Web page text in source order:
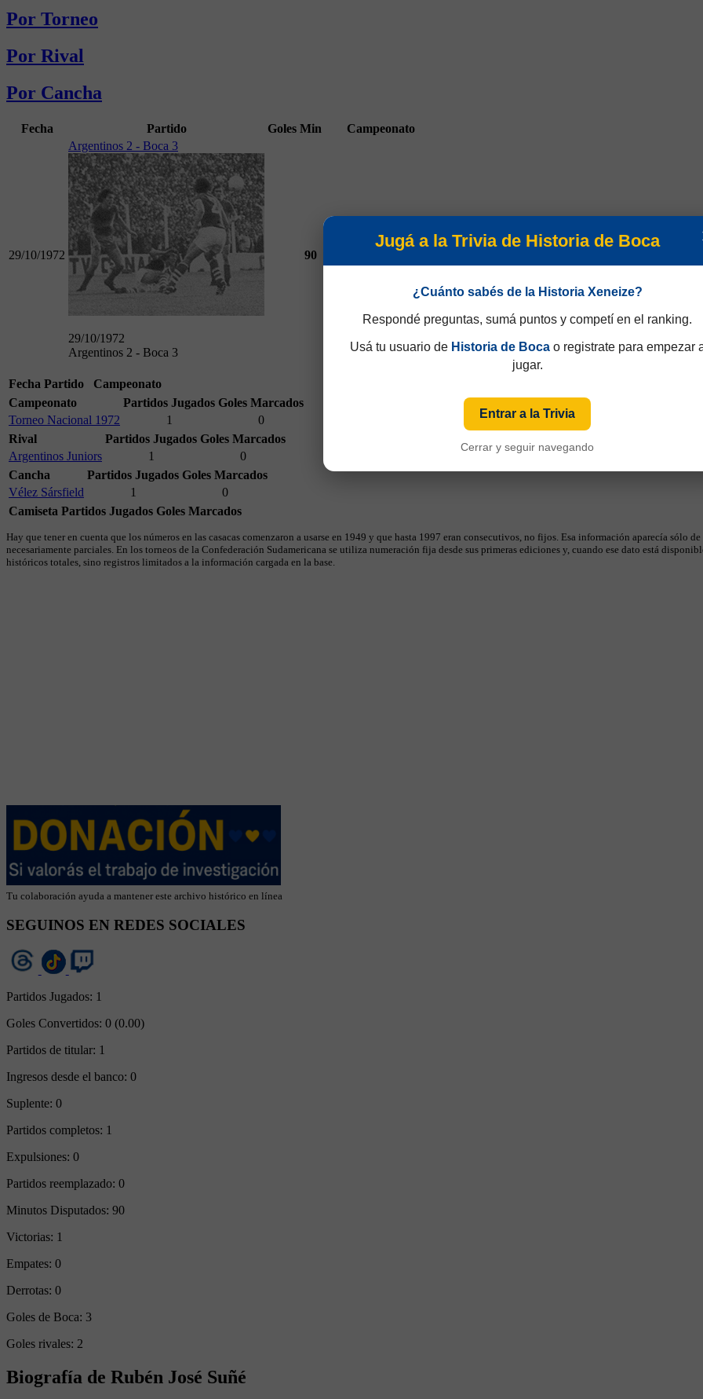
Por Torneo
Por Rival
Por Cancha
Fecha Partido Goles Min Campeonato
29/10/1972
Argentinos 2 - Boca 3
29/10/1972
Argentinos 2 - Boca 3
90 Torneo Nacional 1972
Fecha Partido
Campeonato
Campeonato
Partidos Jugados Goles Marcados
Torneo Nacional 1972
1
0
Rival
Partidos Jugados Goles Marcados
Argentinos Juniors
1
0
Cancha
Partidos Jugados Goles Marcados
Vélez Sársfield
1
0
Camiseta Partidos Jugados Goles Marcados
Hay que tener en cuenta que los números en las casacas comenzaron a usarse en 1949 y que hasta 1997 eran consecutivos, no fijos. Esa información aparecía sólo
necesariamente parciales. En los torneos de la Confederación Sudamericana se utiliza numeración fija desde sus primeras ediciones y, cuando ese dato está
históricos totales, sino registros limitados a la información cargada en la base.
Tu colaboración ayuda a mantener este archivo histórico en línea
SEGUINOS EN REDES SOCIALES
Partidos Jugados: 1
Goles Convertidos: 0 (0.00)
Partidos de titular: 1
Ingresos desde el banco: 0
Suplente: 0
Partidos completos: 1
Expulsiones: 0
Partidos reemplazado: 0
Minutos Disputados: 90
Victorias: 1
Empates: 0
Derrotas: 0
Goles de Boca: 3
Goles rivales: 2
Biografía de Rubén José Suñé
Jugá a la Trivia de Historia de Boca
¿Cuánto sabés de la Historia Xeneize?
Respondé preguntas, sumá puntos y competí en el ranking.
Usá tu usuario de Historia de Bocao registrate para empezar
jugar.
Entrar a la Trivia
Cerrar y seguir navegando